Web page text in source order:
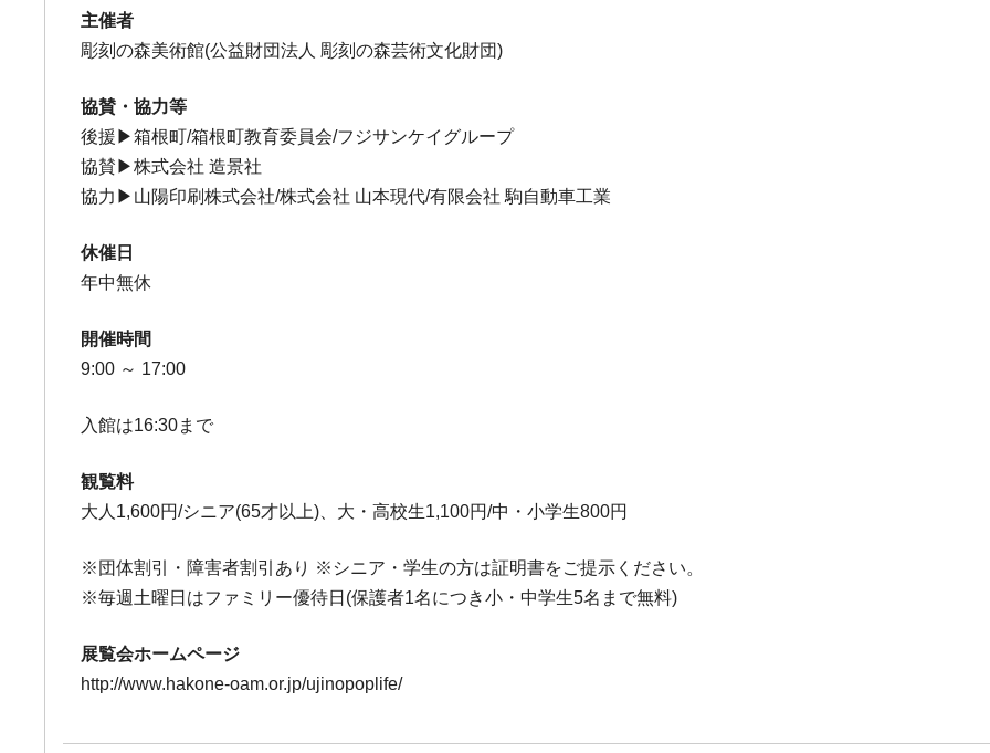
主催者
彫刻の森美術館(公益財団法人 彫刻の森芸術文化財団)
協賛・協力等
後援▶箱根町/箱根町教育委員会/フジサンケイグループ
協賛▶株式会社 造景社
協力▶山陽印刷株式会社/株式会社 山本現代/有限会社 駒自動車工業
休催日
年中無休
開催時間
9:00 ～ 17:00
入館は16:30まで
観覧料
大人1,600円/シニア(65才以上)、大・高校生1,100円/中・小学生800円
※団体割引・障害者割引あり ※シニア・学生の方は証明書をご提示ください。
※毎週土曜日はファミリー優待日(保護者1名につき小・中学生5名まで無料)
展覧会ホームページ
http://www.hakone-oam.or.jp/ujinopoplife/